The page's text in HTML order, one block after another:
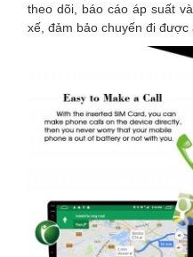
theo dõi, báo cáo áp suất
xế, đảm bảo chuyến đi được